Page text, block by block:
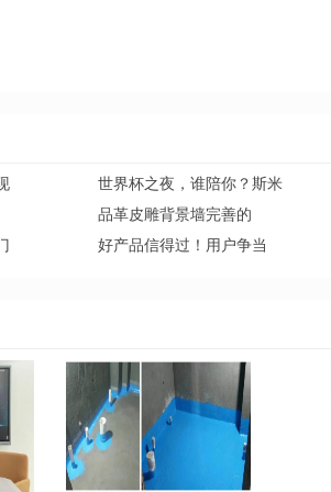
世界杯之夜，谁陪你？斯米
品革皮雕背景墙完善的
好产品信得过！用户争当